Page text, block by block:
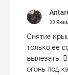
30
Снятие
только ее
вылезать.
огонь под